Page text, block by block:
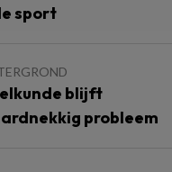
sport
blijft
probleem